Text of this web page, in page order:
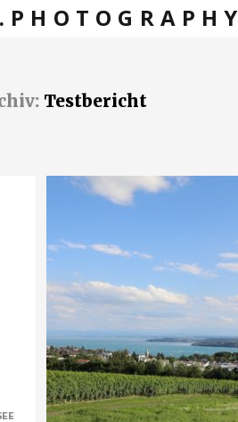
Testbericht